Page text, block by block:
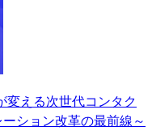
変える次世代コンタク
ション改革の最前線～